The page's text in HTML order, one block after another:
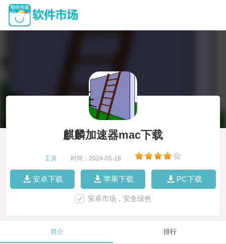
麒麟加速器mac下载
工具 时间：2024-05-18
安卓下载 苹果下载 PC下载
安卓市场，安全绿色
简介 排行